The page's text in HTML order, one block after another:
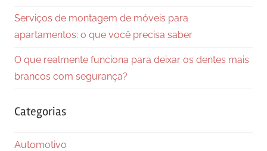
Serviços de montagem de móveis para
apartamentos: o que você precisa saber
O que realmente funciona para deixar os dentes mais
brancos com segurança?
Categorias
Automotivo